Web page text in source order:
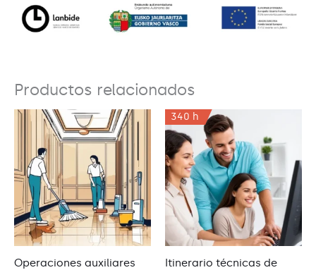
Productos relacionados
Operaciones auxiliares
340 h
Itinerario técnicas de